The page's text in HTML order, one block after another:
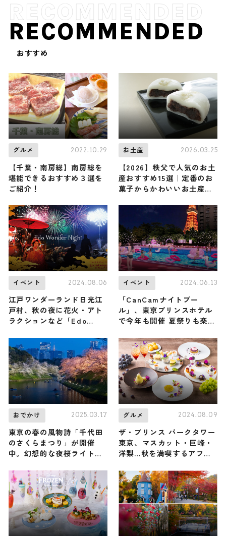
RECOMMENDED
おすすめ
グルメ 2022.10.29
【千葉・南房総】南房総を
堪能できるおすすめ３選を
ご紹介！
お土産 2026.03.25
【2026】秩父で人気のお土
産おすすめ15選｜定番のお
菓子からかわいいお土産・
イベント 2024.08.06
江戸ワンダーランド日光江
戸村、秋の夜に花火・アト
ラクションなど「Edo
イベント 2024.06.13
「CanCamナイトプー
ル」、東京プリンスホテル
で今年も開催 夏祭りも楽し
テーマ
おでかけ 2025.03.17
東京の春の風物詩「千代田
のさくらまつり」が開催
中。幻想的な夜桜ライトア
ら！
グルメ 2024.08.09
ザ・プリンス パークタワー
東京、マスカット・巨峰・
洋梨…秋を満喫するアフタ